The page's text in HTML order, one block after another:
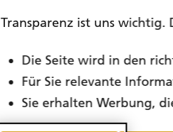
Transparenz ist uns wichtig.
Die Seite wird in den
Für Sie relevante
Sie erhalten Werbung,